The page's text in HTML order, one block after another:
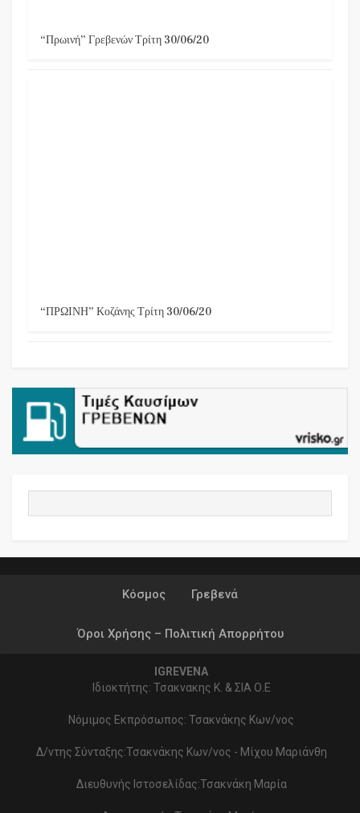
“Πρωινή” Γρεβενών Τρίτη 30/06/20
“ΠΡΩΙΝΗ” Κοζάνης Τρίτη 30/06/20
Κόσμος Γρεβενά
Όροι Χρήσης – Πολιτική Απορρήτου
IGREVENA
Ιδιοκτήτης: Τσακνακης Κ. & ΣΙΑ Ο.Ε
Νόμιμος Εκπρόσωπος: Τσακνάκης Κων/νος
Δ/ντης Σύνταξης:Τσακνάκης Κων/νος - Μίχου Μαριάνθη
Διευθυνής Ιστοσελίδας:Τσακνάκη Μαρία